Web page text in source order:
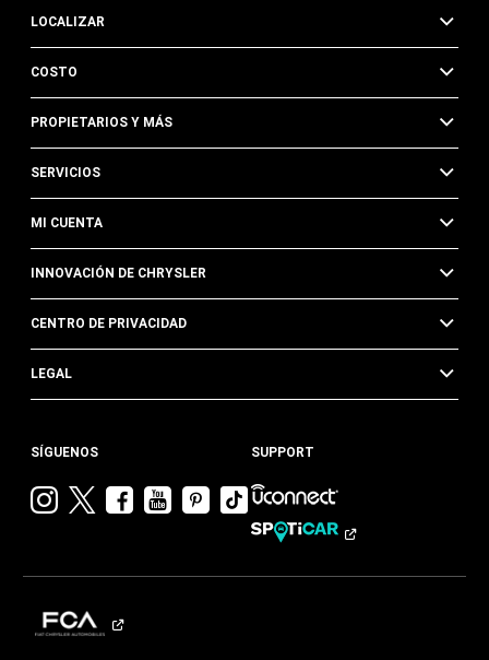
LOCALIZAR
COSTO
PROPIETARIOS Y MÁS
SERVICIOS
MI CUENTA
INNOVACIÓN DE CHRYSLER
CENTRO DE PRIVACIDAD
LEGAL
SÍGUENOS
VisitarVisitarVisitar
Chrysler en
Visitar
Chrysler en
Visitar
Chrysler en
Pinterest
Visita
Chrysler
Tik
SUPPORT